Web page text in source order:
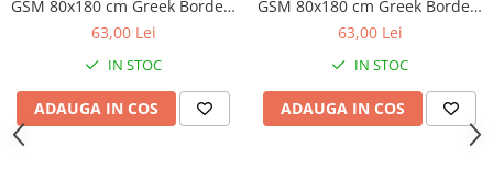
GSM 80x180 cm Greek Border-
cappuccino
63,00 Lei
IN STOC
ADAUGA IN COS
GSM 80x180 cm Greek Border-
alb
63,00 Lei
IN STOC
ADAUGA IN COS